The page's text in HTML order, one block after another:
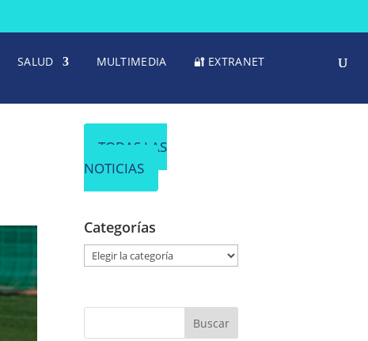
SALUD MULTIMEDIA 🔐 EXTRANET
TODAS LAS
NOTICIAS
Categorías